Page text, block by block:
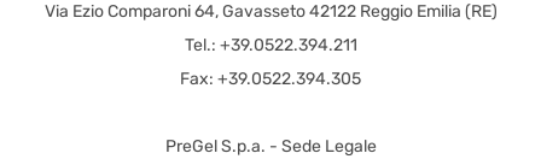
Via Ezio Comparoni 64, Gavasseto 42122 Reggio Emilia (RE)
Tel.: +39.0522.394.211
Fax: +39.0522.394.305
PreGel S.p.a. - Sede Legale